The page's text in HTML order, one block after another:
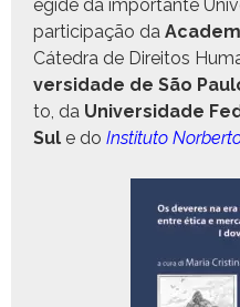
égide da impor­tante
par­tic­i­pação da
Cát­e­dra de Dire­itos
ver­si­dade de São
to, da Uni­ver­si­dade
Sul e do Insti­tu­to